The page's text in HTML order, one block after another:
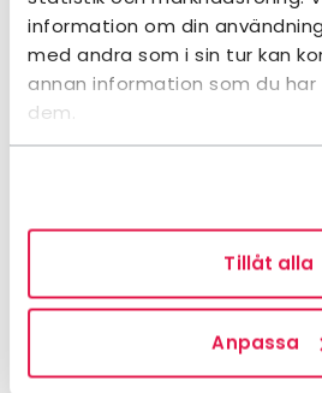
information om din
med andra som i sin tur kan
annan information som du
dem.
Tillåt alla
Anpassa